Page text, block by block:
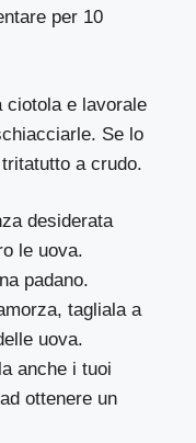
per 10
ciotola e lavorale
Se lo
a crudo.
desiderata
le uova.
padano.
tagliala a
uova.
anche i tuoi
ottenere un